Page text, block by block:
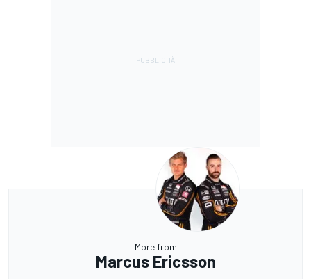
More from
Marcus Ericsson